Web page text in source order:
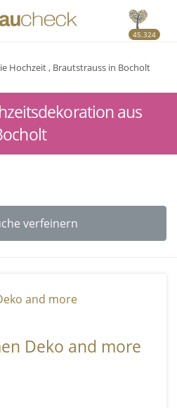
45.324
Hochzeit , Brautstrauss in Bocholt
aus
verfeinern
Deko and more